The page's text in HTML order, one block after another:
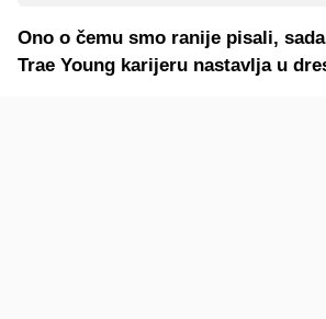
Ono o čemu smo ranije pisali,
Trae Young karijeru nastavlja u